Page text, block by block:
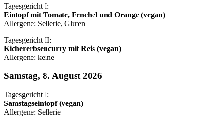
Tagesgericht I:
Eintopf mit Tomate, Fenchel und Orange (vegan)
Allergene: Sellerie, Gluten
Tagesgericht II:
Kichererbsencurry mit Reis (vegan)
Allergene: keine
Samstag, 8. August 2026
Tagesgericht I:
Samstagseintopf (vegan)
Allergene: Sellerie